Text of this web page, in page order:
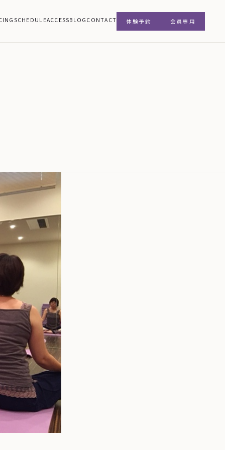
SCHEDULEACCESSBLOG CONTACT 体験予約 会員専用